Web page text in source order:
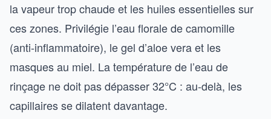
la vapeur trop chaude et les huiles essentielles sur
ces zones. Privilégie l’eau florale de camomille
(anti-inflammatoire), le gel d’aloe vera et les
masques au miel. La température de l’eau de
rinçage ne doit pas dépasser 32°C : au-delà, les
capillaires se dilatent davantage.